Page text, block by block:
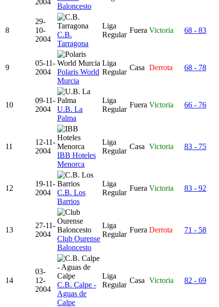
Baloncesto
8
29-
10-
2004
C.B.
Tarragona
Liga
Regular
Fuera Victoria 68 - 83
9
05-11-
2004
Polaris World
Murcia
Liga
Regular
Casa Derrota 68 - 78
10
09-11-
2004
U.B. La
Palma
Liga
Regular
Fuera Victoria 66 - 76
11
12-11-
2004
IBB Hoteles
Menorca
Liga
Regular
Casa Victoria 83 - 75
12
19-11-
2004
C.B. Los
Barrios
Liga
Regular
Fuera Victoria 83 - 92
13
27-11-
2004
Club Ourense
Baloncesto
Liga
Regular
Fuera Derrota 71 - 58
14
03-
12-
2004
C.B. Calpe -
Aguas de
Calpe
Liga
Regular
Casa Victoria 82 - 69